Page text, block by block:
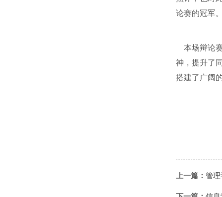
论赛的冠军
本场辩论
神，提升了
搭建了广阔
上一篇： 管